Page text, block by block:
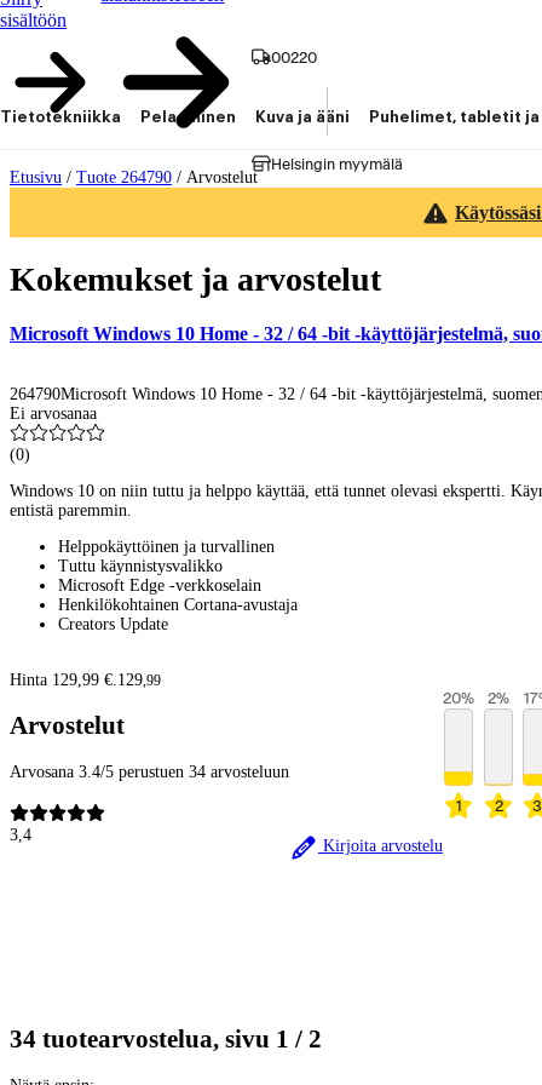
sisältöön
00220
Helsingin myymälä
Tietotekniikka Pelaaminen Kuva ja ääni Puhelimet, tabletit
Etusivu / Tuote 264790 / Arvostelut
Kokemukset ja arvostelut
Microsoft Windows 10 Home - 32 / 64 -bit -käyttöjärjestelmä,
264790Microsoft Windows 10 Home - 32 / 64 -bit -käyttöjärjestelmä,
Ei arvosanaa
(0)
Windows 10 on niin tuttu ja helppo käyttää, että tunnet olevasi ekspertti.
entistä paremmin.
Helppokäyttöinen ja turvallinen
Tuttu käynnistysvalikko
Microsoft Edge -verkkoselain
Henkilökohtainen Cortana-avustaja
Creators Update
Hinta 129,99 €.129,99
Arvostelut
Arvosana 3.4/5 perustuen 34 arvosteluun
3,4
Kirjoita arvostelu
1
20%
2
2%
3
17
34 tuotearvostelua, sivu 1 / 2